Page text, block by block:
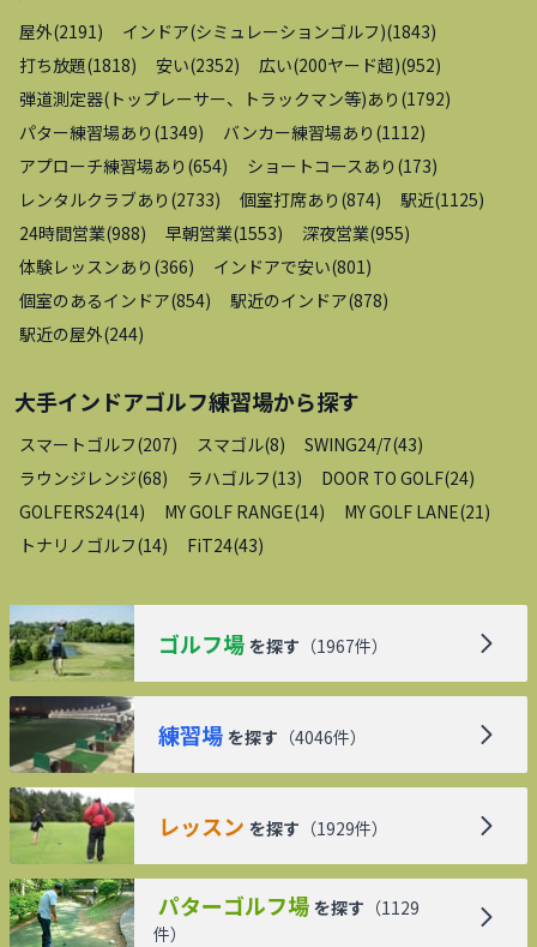
屋外(2191 ) インドア(シミュレーションゴルフ)(1843)
打ち放題(1818) 安い(2352) 広い(200ヤード超)(952)
弾道測定器(トップレーサー、トラックマン等)あり (1792)
パター練習場あり (1349) バンカー練習場あり (1112)
アプローチ練習場あり (654) ショートコースあり (173)
レンタルクラブあり (2733) 個室打席あり (874) 駅近(1125)
24時間営業(988) 早朝営業(1553) 深夜営業(955)
体験レッスンあり (366) インドアで安い(801 )
個室のあるインドア(854) 駅近のインドア(878)
駅近の屋外(244)
大手インドアゴルフ練習場から探す
スマートゴルフ(207) スマゴル(8) SWING24/7(43)
ラウンジレンジ(68) ラハゴルフ(13) DOOR TO GOLF(24)
GOLFERS24(14) MY GOLF RANGE(14) MY GOLF LANE(21 )
トナリノゴルフ(14) FiT24(43)
ゴルフ場 を探す （1967件）
練習場 を探す （4046件）
レッスン を探す （1929件）
パターゴルフ場 を探す （1129
件）